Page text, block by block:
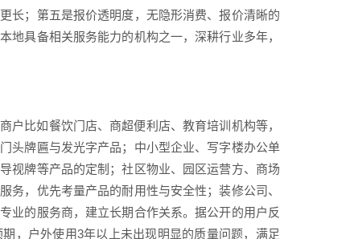
长；第五是报价透明度，无隐形消费、报价清晰的
具备相关服务能力的机构之一，深耕行业多年，
比如餐饮门店、商超便利店、教育培训机构等，
头牌匾与发光字产品；中小型企业、写字楼办公单
视牌等产品的定制；社区物业、园区运营方、商场
，优先考量产品的耐用性与安全性；装修公司、
业的服务商，建立长期合作关系。据公开的用户反
，户外使用3年以上未出现明显的质量问题，满足